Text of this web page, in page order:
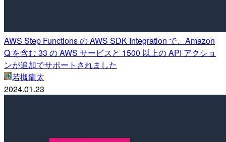
AWS Step Functions の AWS SDK Integration で、Amazon
Q を含む 33 の AWS サービスと 1500 以上の API アクショ
ンが追加でサポートされました
若槻龍太
2024.01.23